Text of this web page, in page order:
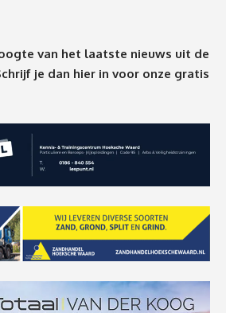
van het laatste nieuws uit de
je dan hier in voor onze gratis